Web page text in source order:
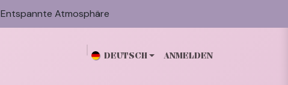
Entspannte Atmosphäre
DEUTSCH ANMELDEN